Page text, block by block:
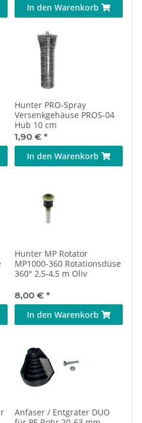
In den Warenkorb
Hunter PRO-Spray
Versenkgehäuse PROS-04
Hub 10 cm
1,90 € *
In den Warenkorb
Hunter MP Rotator
MP1000-360 Rotationsdüse
360° 2,5-4,5 m Oliv
8,00 € *
In den Warenkorb
Anfaser / Entgrater DUO